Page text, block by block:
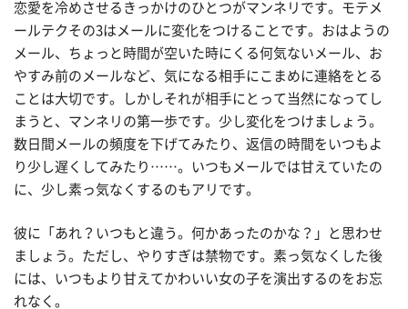
恋愛を冷めさせるきっかけのひとつがマンネリです。モテメ
ールテクその3はメールに変化をつけることです。おはようの
メール、ちょっと時間が空いた時にくる何気ないメール、お
やすみ前のメールなど、気になる相手にこまめに連絡をとる
ことは大切です。しかしそれが相手にとって当然になってし
まうと、マンネリの第一歩です。少し変化をつけましょう。
数日間メールの頻度を下げてみたり、返信の時間をいつもよ
り少し遅くしてみたり……。いつもメールでは甘えていたの
に、少し素っ気なくするのもアリです。
彼に「あれ？いつもと違う。何かあったのかな？」と思わせ
ましょう。ただし、やりすぎは禁物です。素っ気なくした後
には、いつもより甘えてかわいい女の子を演出するのをお忘
れなく。